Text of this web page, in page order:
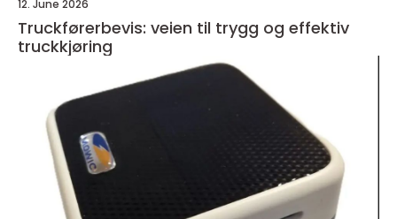
12. June 2026
Truckførerbevis: veien til trygg og effektiv
truckkjøring